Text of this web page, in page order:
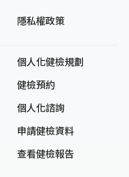
隱私權政策
個人化健檢規劃
健檢預約
個人化諮詢
申請健檢資料
查看健檢報告